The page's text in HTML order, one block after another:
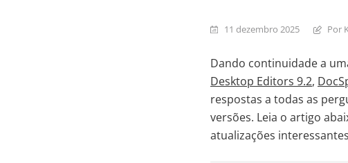
11 dezembro 2025 Por
Dando continuidade a
Desktop Editors 9.2,
respostas a todas as
versões. Leia o artigo
atualizações